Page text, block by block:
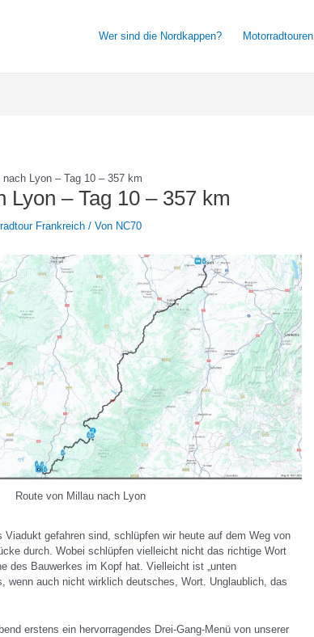
Wer sind die Nordkappen? Motorradtouren
nach Lyon – Tag 10 – 357 km
Lyon – Tag 10 – 357 km
Frankreich/ Von NC70
Route von Millau nach Lyon
Viadukt gefahren sind, schlüpfen wir heute auf dem Weg von
durch. Wobei schlüpfen vielleicht nicht das richtige Wort
des Bauwerkes im Kopf hat. Vielleicht ist „unten
wenn auch nicht wirklich deutsches, Wort. Unglaublich, das
erstens ein hervorragendes Drei-Gang-Menü von unserer